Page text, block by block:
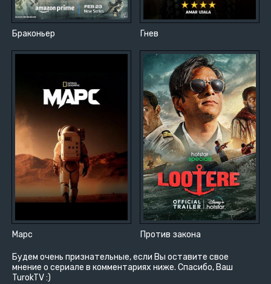
Браконьер Гнев
Марс Против закона
Будем очень признательные, если Вы оставите свое
мнение о сериале в комментариях ниже. Спасибо, Ваш
TurokTV :)